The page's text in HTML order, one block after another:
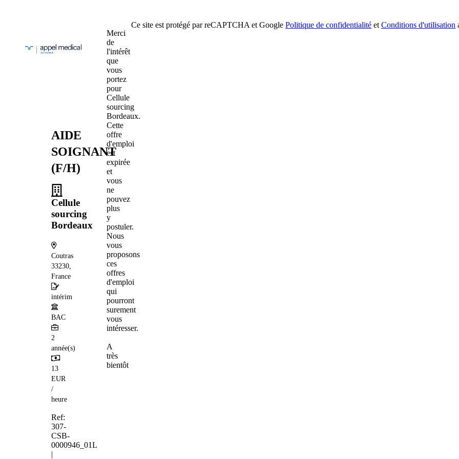
AIDE
SOIGNANT
(F/H)
Cellule
sourcing
Bordeaux
Coutras
33230,
France
intérim
BAC
2
année(s)
13
EUR
/
heure
Ref:
307-
CSB-
0000946_01L
|
Merci
de
l'intérêt
que
vous
portez
pour
Cellule
sourcing
Bordeaux.
Cette
offre
d'emploi
est
expirée
et
vous
ne
pouvez
plus
y
postuler.
Nous
vous
proposons
ces
offres
d'emploi
qui
pourront
surement
vous
intéresser.
A
très
bientôt
Ce site est protégé par reCAPTCHA et Google Politique de confidentialité et Conditions d'utilisation